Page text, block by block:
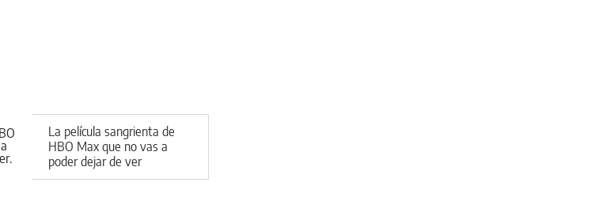
La película sangrienta de
HBO Max que no vas a
poder dejar de ver